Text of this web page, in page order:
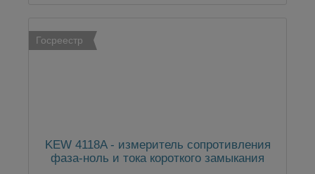
Госреестр
KEW 4118A - измеритель сопротивления
фаза-ноль и тока короткого замыкания